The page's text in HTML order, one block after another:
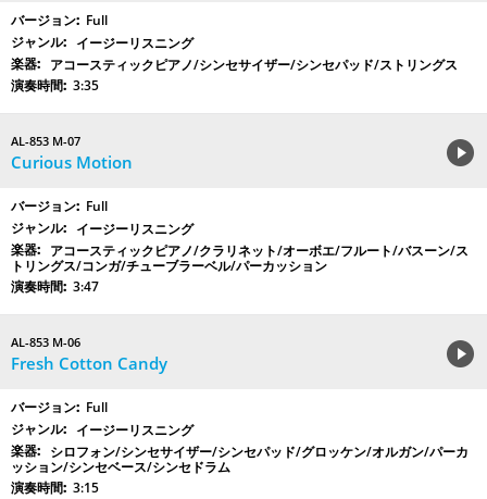
Full
イージーリスニング
アコースティックピアノ/シンセサイザー/シンセパッド/ストリングス
3:35
AL-853 M-07
Curious Motion
Full
イージーリスニング
アコースティックピアノ/クラリネット/オーボエ/フルート/バスーン/ス
トリングス/コンガ/チューブラーベル/パーカッション
3:47
AL-853 M-06
Fresh Cotton Candy
Full
イージーリスニング
シロフォン/シンセサイザー/シンセパッド/グロッケン/オルガン/パーカ
ッション/シンセベース/シンセドラム
3:15